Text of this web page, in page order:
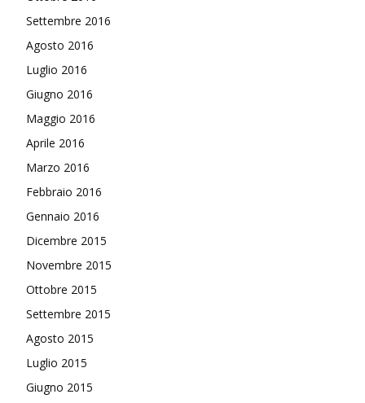
Settembre 2016
Agosto 2016
Luglio 2016
Giugno 2016
Maggio 2016
Aprile 2016
Marzo 2016
Febbraio 2016
Gennaio 2016
Dicembre 2015
Novembre 2015
Ottobre 2015
Settembre 2015
Agosto 2015
Luglio 2015
Giugno 2015